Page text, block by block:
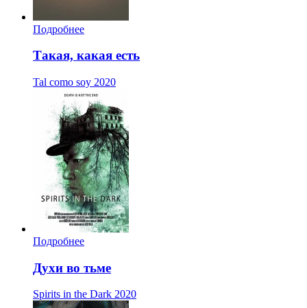
Подробнее
Такая, какая есть
Tal como soy 2020
Подробнее
Духи во тьме
Spirits in the Dark 2020